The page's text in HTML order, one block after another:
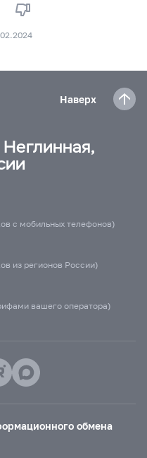
Наверх
с мобильных телефонов)
из регионов России)
вашего оператора)
обмена